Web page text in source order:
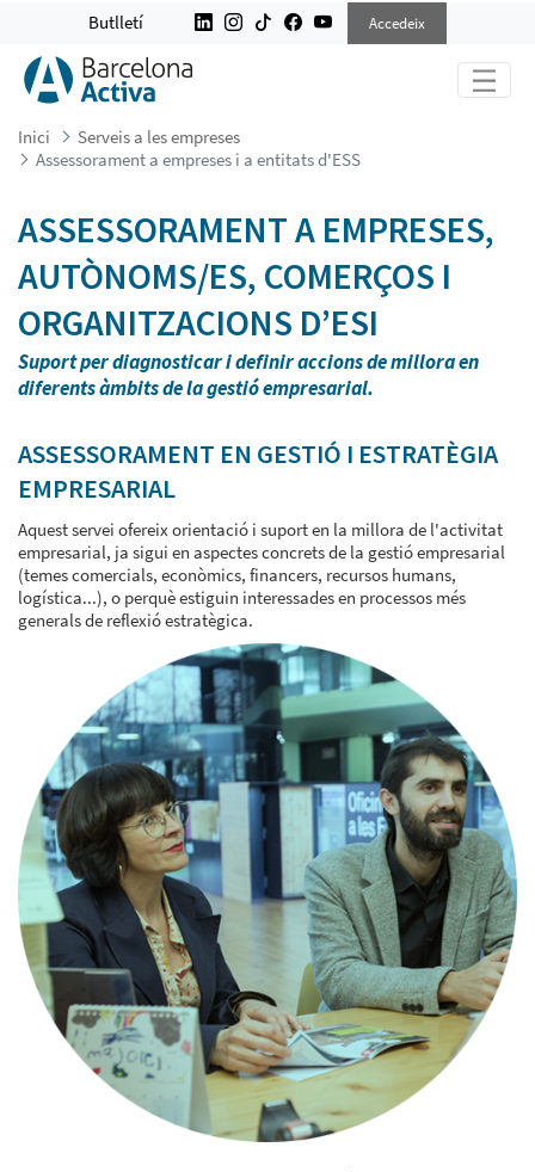
ASSESSORAMENT A EMPRESES I A
Butlletí Accedeix
Inici
Serveis a les empreses
Assessorament a empreses i a entitats d'ESS
ASSESSORAMENT A EMPRESES,
AUTÒNOMS/ES, COMERÇOS I
ORGANITZACIONS D’ESI
Suport per diagnosticar i definir accions de millora en
diferents àmbits de la gestió empresarial.
ASSESSORAMENT EN GESTIÓ I ESTRATÈGIA
EMPRESARIAL
Aquest servei ofereix orientació i suport en la millora de l'activitat
empresarial, ja sigui en aspectes concrets de la gestió empresarial
(temes comercials, econòmics, financers, recursos humans,
logística...), o perquè estiguin interessades en processos més
generals de reflexió estratègica.